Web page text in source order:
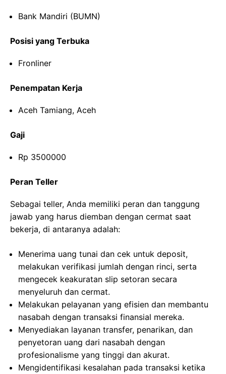
Bank Mandiri (BUMN)
Posisi yang Terbuka
Fronliner
Penempatan Kerja
Aceh Tamiang, Aceh
Gaji
Rp 3500000
Peran Teller
Sebagai teller, Anda memiliki peran dan tanggung
jawab yang harus diemban dengan cermat saat
bekerja, di antaranya adalah:
Menerima uang tunai dan cek untuk deposit,
melakukan verifikasi jumlah dengan rinci, serta
mengecek keakuratan slip setoran secara
menyeluruh dan cermat.
Melakukan pelayanan yang efisien dan membantu
nasabah dengan transaksi finansial mereka.
Menyediakan layanan transfer, penarikan, dan
penyetoran uang dari nasabah dengan
profesionalisme yang tinggi dan akurat.
Mengidentifikasi kesalahan pada transaksi ketika